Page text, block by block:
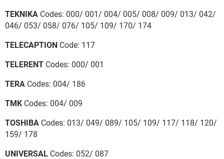
TEKNIKA Codes: 000/ 001/ 004/ 005/ 008/ 009/ 013/ 042/
046/ 053/ 058/ 076/ 105/ 109/ 170/ 174
TELECAPTION Code: 117
TELERENT Codes: 000/ 001
TERA Codes: 004/ 186
TMK Codes: 004/ 009
TOSHIBA Codes: 013/ 049/ 089/ 105/ 109/ 117/ 118/ 120/
159/ 178
UNIVERSAL Codes: 052/ 087